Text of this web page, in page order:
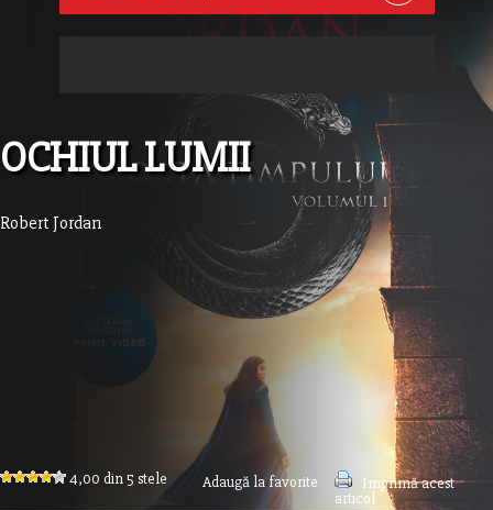
OCHIUL LUMII
Robert Jordan
4,00 din 5 stele Adaugă la favorite
Imprimă acest
articol